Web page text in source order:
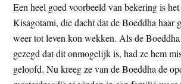
Een heel goed voorbeeld van bekering is
Kisagotami, die dacht dat de Boeddha haar
weer tot leven kon wekken. Als de
gezegd dat dit onmogelijk is, had ze hem
geloofd. Nu kreeg ze van de Boeddha de